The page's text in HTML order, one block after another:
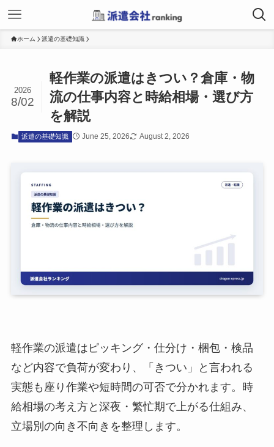
ホーム 派遣の基礎知識
軽作業の派遣はきつい？倉庫・物
流の仕事内容と時給相場・選び方
を解説
2026
8/02
派遣の基礎知識 June 25, 2026 August 2, 2026
軽作業の派遣はピッキング・仕分け・梱包・検品
など内容で負荷が変わり、「きつい」と言われる
実態も座り作業や短時間の可否で分かれます。時
給相場の考え方と深夜・繁忙期で上がる仕組み、
立場別の向き不向きを整理します。